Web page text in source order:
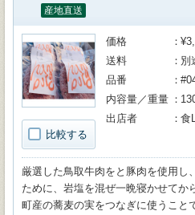
産地直送
比較する
価格
送料
別
品番
内容量／重量
出店者
食
厳選した鳥取牛肉をと豚肉を使用し
ために、岩塩を混ぜ一晩寝かせてか
町産の蕎麦の実をつなぎに使うこと